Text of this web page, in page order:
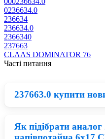
0236634.0
236634
236634.0
2366340
237663
CLAAS DOMINATOR 76
Часті питання
237663.0 купити
Нові деталі Claas
Як підібрати